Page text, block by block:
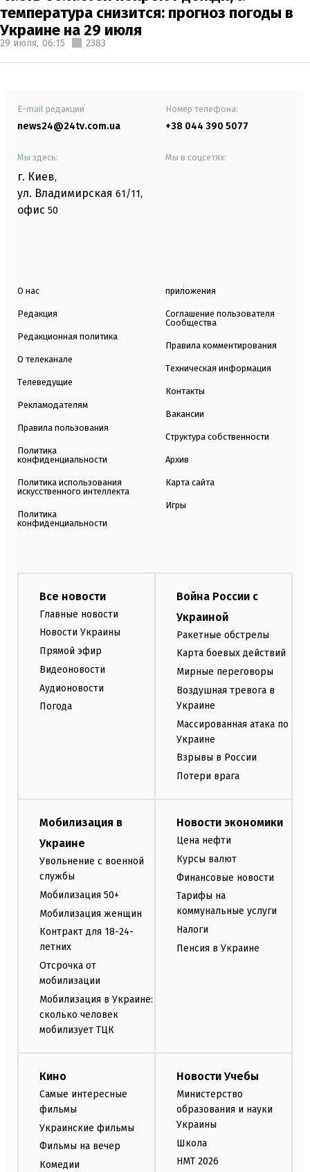
температура снизится: прогноз погоды в
Украине на 29 июля
29 июля, 06:15 2383
E-mail редакции
news24@24tv.com.ua
Номер телефона:
+38 044 390 5077
Мы здесь:
г. Киев,
ул. Владимирская 61/11,
офис 50
Мы в соцсетях:
О нас
Редакция
Редакционная политика
О телеканале
Телеведущие
Рекламодателям
Правила пользования
Политика
конфиденциальности
Политика использования
искусственного интеллекта
Политика
конфиденциальности
приложения
Соглашение пользователя
Сообщества
Правила комментирования
Техническая информация
Контакты
Вакансии
Структура собственности
Архив
Карта сайта
Игры
Все новости
Главные новости
Новости Украины
Прямой эфир
Видеоновости
Аудионовости
Погода
Война России с
Украиной
Ракетные обстрелы
Карта боевых действий
Мирные переговоры
Воздушная тревога в
Украине
Массированная атака по
Украине
Взрывы в России
Потери врага
Мобилизация в
Украине
Увольнение с военной
службы
Мобилизация 50+
Мобилизация женщин
Контракт для 18-24-
летних
Отсрочка от
мобилизации
Мобилизация в Украине:
сколько человек
мобилизует ТЦК
Новости экономики
Цена нефти
Курсы валют
Финансовые новости
Тарифы на
коммунальные услуги
Налоги
Пенсия в Украине
Кино
Самые интересные
фильмы
Украинские фильмы
Фильмы на вечер
Комедии
Новости Учебы
Министерство
образования и науки
Украины
Школа
НМТ 2026